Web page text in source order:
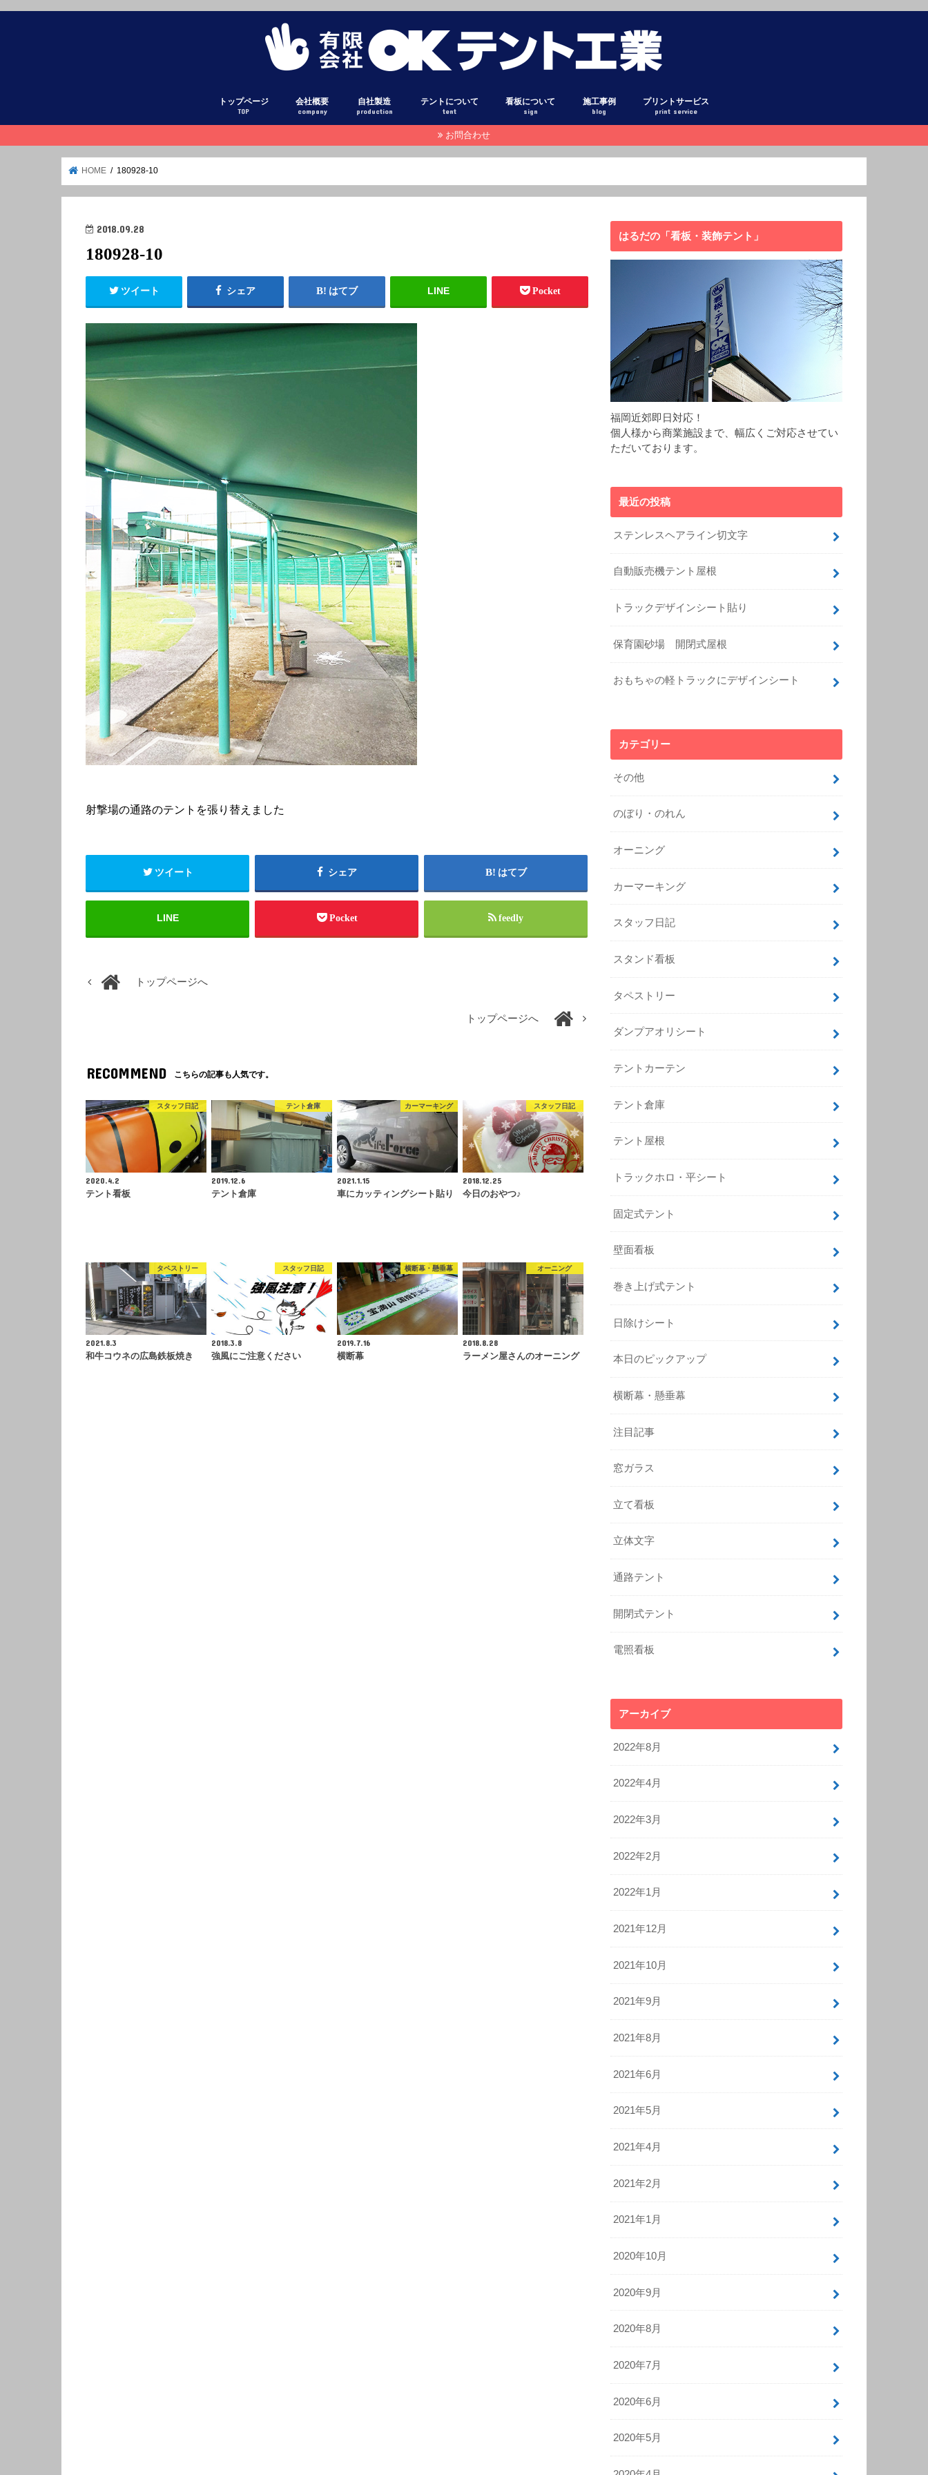
トップページ
TOP
会社概要
company
自社製造
production
テントについて
tent
オーニング
固定式テント
ダンプ アオリシート
トラック 幌シート
テント生地 光沢
テント生地 布目調
テント生地 高耐候素材
テント生地 糸入り透明シート
テント生地 高級コットン調
テント用粘着フィルム
看板について
sign
施工事例
blog
プリントサービス
print service
お問合わせ
HOME 180928-10
2018.09.28
180928-10
ツイート シェア はてブ LINE Pocket
射撃場の通路のテントを張り替えました
ツイート シェア はてブ
LINE Pocket feedly
トップページへ
トップページへ
RECOMMEND こちらの記事も人気です。
スタッフ日記
2020.4.2
テント看板
テント倉庫
2019.12.6
テント倉庫
カーマーキング
2021.1.15
車にカッティングシート貼り
スタッフ日記
2018.12.25
今日のおやつ♪
タペストリー
2021.8.3
和牛コウネの広島鉄板焼き
スタッフ日記
2018.3.8
強風にご注意ください
横断幕・懸垂幕
2019.7.16
横断幕
オーニング
2018.8.28
ラーメン屋さんのオーニング
はるだの「看板・装飾テント」
福岡近郊即日対応！
個人様から商業施設まで、幅広くご対応させてい
ただいております。
最近の投稿
ステンレスヘアライン切文字
自動販売機テント屋根
トラックデザインシート貼り
保育園砂場 開閉式屋根
おもちゃの軽トラックにデザインシート
カテゴリー
その他
のぼり・のれん
オーニング
カーマーキング
スタッフ日記
スタンド看板
タペストリー
ダンプアオリシート
テントカーテン
テント倉庫
テント屋根
トラックホロ・平シート
固定式テント
壁面看板
巻き上げ式テント
日除けシート
本日のピックアップ
横断幕・懸垂幕
注目記事
窓ガラス
立て看板
立体文字
通路テント
開閉式テント
電照看板
アーカイブ
2022年8月
2022年4月
2022年3月
2022年2月
2022年1月
2021年12月
2021年10月
2021年9月
2021年8月
2021年6月
2021年5月
2021年4月
2021年2月
2021年1月
2020年10月
2020年9月
2020年8月
2020年7月
2020年6月
2020年5月